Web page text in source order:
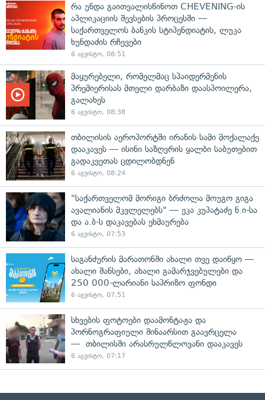
რა უნდა გაითვალისწინოთ CHEVENING-ის
აპლიკაციის შევსების პროცესში —
საქართველოს ბანკის სტიპენდიატის, ლუკა
ხუნდაძის რჩევები
6 აგვისტო, 08:51
მაყურებელი, რომელმაც სპაიდერმენის
პრემიერისას მთელი დარბაზი დაასპოილერა,
გალახეს
6 აგვისტო, 08:38
თბილისის აეროპორტში ირანის სამი მოქალაქე
დააკავეს — ისინი საზღვრის ყალბი საბუთებით
გადაკვეთას ცდილობდნენ
6 აგვისტო, 08:24
"საქართველომ მორიგი ბრძოლა მოუგო გიგა
ავალიანის მკვლელებს" — ეკა კუპატაძე ნ.ი-სა
და ა.ბ-ს დაკავებას ეხმაურება
6 აგვისტო, 07:53
საგანძურის მარათონში ახალი თვე დაიწყო —
ახალი შანსები, ახალი გამარჯვებულები და
250 000-ლარიანი საპრიზო ფონდი
6 აგვისტო, 07:51
სხვების ფოტოები დაამონტაჟა და
პორნოგრაფიული შინაარსით გაავრცელა
— თბილისში არასრულწლოვანი დააკავეს
6 აგვისტო, 07:17